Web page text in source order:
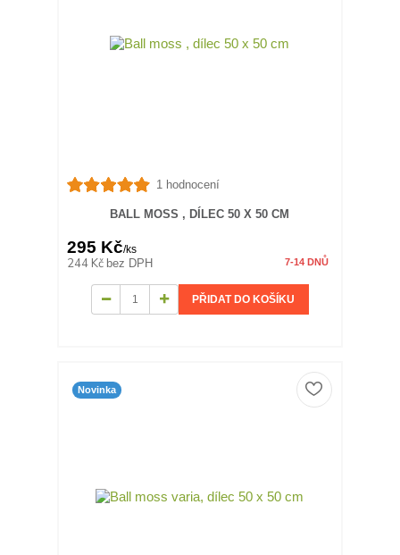
1 hodnocení
BALL MOSS , DÍLEC 50 X 50 CM
295 Kč/ks
244 Kč bez DPH 7-14 DNŮ
PŘIDAT DO KOŠÍKU
Novinka